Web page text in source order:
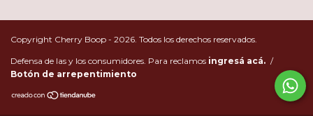
Copyright Cherry Boop - 2026. Todos los derechos reservados.
Defensa de las y los consumidores. Para reclamos ingresá acá. /
Botón de arrepentimiento